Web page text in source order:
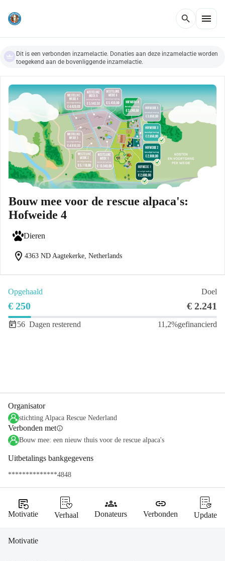
search menu
Dit is een verbonden inzamelactie. Donaties aan deze inzamelactie worden
toegekend aan de bovenliggende inzamelactie.
Bouw mee voor de rescue alpaca's:
Hofweide 4
Dieren
location_on 4363 ND Aagtekerke, Netherlands
Opgehaald Doel
€ 250 € 2.241
56 Dagen resterend 11,2%gefinancierd
Organisator
stichting Alpaca Rescue Nederland
Verbonden metinfo
Bouw mee: een nieuw thuis voor de rescue alpaca's
Uitbetalings bankgegevens
**************4848
source_notes
Motivatie Verhaal
groups
Donateurs
link
Verbonden Update
Motivatie